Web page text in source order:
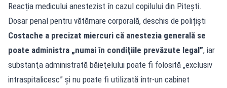
Reacția medicului anestezist în cazul copilului din Pitești.
Dosar penal pentru vătămare corporală, deschis de polițiști
Costache a precizat miercuri că anestezia generală se
poate administra „numai în condiţiile prevăzute legal”, iar
substanţa administrată băieţelului poate fi folosită „exclusiv
intraspitalicesc” şi nu poate fi utilizată într-un cabinet